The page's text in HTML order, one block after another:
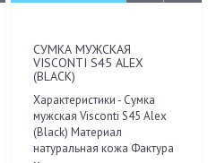
СУМКА МУЖСКАЯ
VISCONTI S45 ALEX
(BLACK)
Характеристики - Сумка
мужская Visconti S45 Alex
(Black) Материал
натуральная кожа Фактура